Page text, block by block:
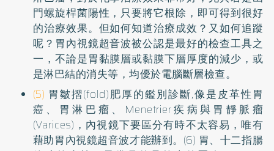
門螺旋桿菌陽性，只要將它根除，即可得到很好
的治療效果。但如何知道治療成效？又如何追蹤
呢？胃內視鏡超音波被公認是最好的檢查工具之
一，不論是胃黏膜層或黏膜下層厚度的減少，或
是淋巴結的消失等，均優於電腦斷層檢查。
(5) 胃皺摺(fold)肥厚的鑑別診斷,像是皮革性胃
癌、胃淋巴瘤、Menetrier疾病與胃靜脈瘤
(Varices)，內視鏡下要區分有時不太容易，唯有
藉助胃內視鏡超音波才能辦到。(6) 胃、十二指腸